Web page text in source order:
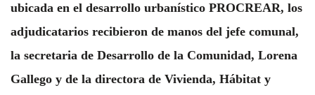
ubicada en el desarrollo urbanístico PROCREAR, los
adjudicatarios recibieron de manos del jefe comunal,
la secretaria de Desarrollo de la Comunidad, Lorena
Gallego y de la directora de Vivienda, Hábitat y